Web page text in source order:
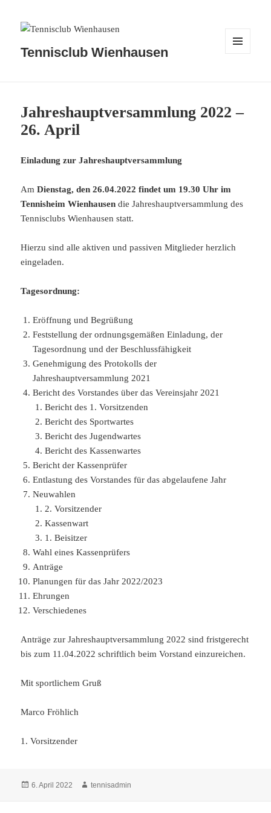
Tennisclub Wienhausen
Jahreshauptversammlung 2022 –
26. April
Einladung zur Jahreshauptversammlung
AmDienstag, den 26.04.2022 findet um 19.30 Uhr im
Tennisheim Wienhausen die Jahreshauptversammlung des
Tennisclubs Wienhausen statt.
Hierzu sind alle aktiven und passiven Mitglieder herzlich
eingeladen.
Tagesordnung:
Eröffnung und Begrüßung
Feststellung der ordnungsgemäßen Einladung, der
Tagesordnung und der Beschlussfähigkeit
Genehmigung des Protokolls der
Jahreshauptversammlung 2021
Bericht des Vorstandes über das Vereinsjahr 2021
Bericht des 1. Vorsitzenden
Bericht des Sportwartes
Bericht des Jugendwartes
Bericht des Kassenwartes
Bericht der Kassenprüfer
Entlastung des Vorstandes für das abgelaufene Jahr
Neuwahlen
2. Vorsitzender
Kassenwart
1. Beisitzer
Wahl eines Kassenprüfers
Anträge
Planungen für das Jahr 2022/2023
Ehrungen
Verschiedenes
Anträge zur Jahreshauptversammlung 2022 sind fristgerecht
bis zum 11.04.2022 schriftlich beim Vorstand einzureichen.
Mit sportlichem Gruß
Marco Fröhlich
1. Vorsitzender
Veröffentlicht
6. April 2022 Autor
tennisadmin